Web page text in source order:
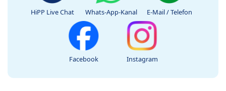
HiPP Live Chat Whats-App-Kanal E-Mail / Telefon
Facebook Instagram